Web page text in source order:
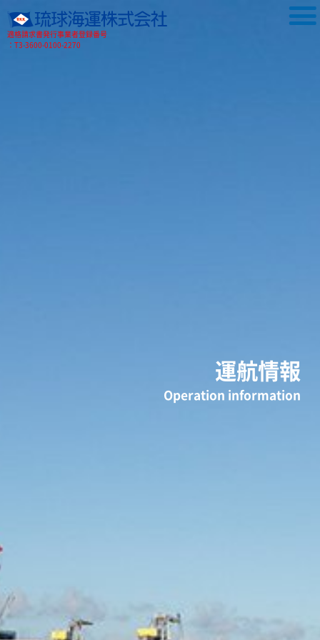
適格請求書発行事業者登録番号
：T3-3600-0100-2270
運航情報
Operation information